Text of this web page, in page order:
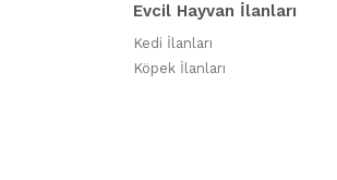
Evcil Hayvan İlanları
Kedi İlanları
Köpek İlanları